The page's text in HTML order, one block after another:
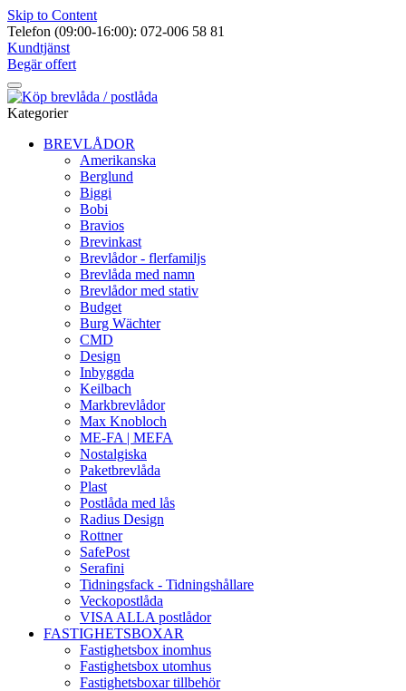
Skip to Content
Telefon (09:00-16:00): 072-006 58 81
Kundtjänst
Begär offert
Kategorier
BREVLÅDOR
Amerikanska
Berglund
Biggi
Bobi
Bravios
Brevinkast
Brevlådor - flerfamiljs
Brevlåda med namn
Brevlådor med stativ
Budget
Burg Wächter
CMD
Design
Inbyggda
Keilbach
Markbrevlådor
Max Knobloch
ME-FA | MEFA
Nostalgiska
Paketbrevlåda
Plast
Postlåda med lås
Radius Design
Rottner
SafePost
Serafini
Tidningsfack - Tidningshållare
Veckopostlåda
VISA ALLA postlådor
FASTIGHETSBOXAR
Fastighetsbox inomhus
Fastighetsbox utomhus
Fastighetsboxar tillbehör